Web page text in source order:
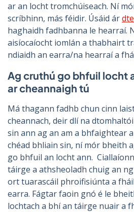
ar an locht tromchúiseach. Ní
scríbhinn, más féidir. Úsáid ár
haghaidh fadhbanna le hearraí.
aisíocaíocht iomlán a thabhairt
ndiaidh an earra/na hearraí a
Ag cruthú go bhfuil locht
ar cheannaigh tú
Má thagann fadhb chun cinn
cheannach, deir dlí na
sin ann ag an am a bhfaightear
chéad bhliain sin, ní mór bheith
go bhfuil an locht ann.
táirge a athsheoladh chuig an
ort tuarascáil phroifisiúnta a
earra. Fágtar faoin gnó é le
lochtach a bhí an táirge nuair a